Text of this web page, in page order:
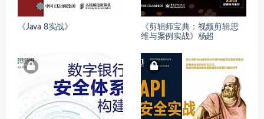
《Java 8实战》
《剪辑师宝典：视频剪辑思
维与案例实战》杨超